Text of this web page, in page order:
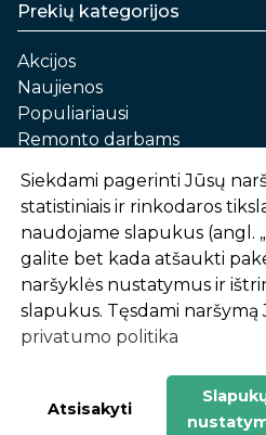
Prekių kategorijos
Akcijos
Naujienos
Populiariausi
Remonto darbams
Automobilių priežiūrai
Sodui ir daržui
Informacija
Apie mus
Prekių pirkimo – pardavimo
Prekių pristatymas ir
-
1
2
%
n
u
o
l
a
i
d
Siekdami pagerinti Jūsų
statistiniais ir rinkodaros
naudojame slapukus (angl.
galite bet kada atšaukti
naršyklės nustatymus ir
slapukus. Tęsdami naršymą
privatumo politika
Atsisakyti